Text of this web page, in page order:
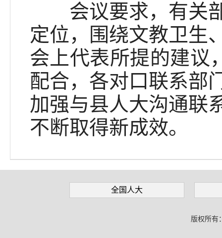
会议要求，有关部
定位，围绕文教卫生
会上代表所提的建议
配合，各对口联系部
加强与县人大沟通联
不断取得新成效。
全国人大
版权所